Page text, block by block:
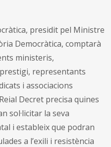
presidit pel Ministre
Democràtica, comptarà
ministeris,
representants
i associacions
Decret precisa quines
sol·licitar la seva
i estableix que podran
a l’exili i resistència